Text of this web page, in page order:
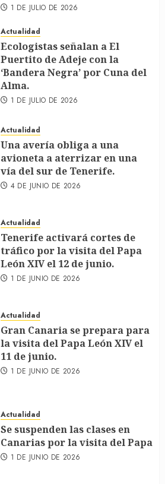
1 DE JULIO DE 2026
Actualidad
Ecologistas señalan a El
Puertito de Adeje con la
‘Bandera Negra’ por Cuna del
Alma.
1 DE JULIO DE 2026
Actualidad
Una avería obliga a una
avioneta a aterrizar en una
vía del sur de Tenerife.
4 DE JUNIO DE 2026
Actualidad
Tenerife activará cortes de
tráfico por la visita del Papa
León XIV el 12 de junio.
1 DE JUNIO DE 2026
Actualidad
Gran Canaria se prepara para
la visita del Papa León XIV el
11 de junio.
1 DE JUNIO DE 2026
Actualidad
Se suspenden las clases en
Canarias por la visita del Papa
1 DE JUNIO DE 2026